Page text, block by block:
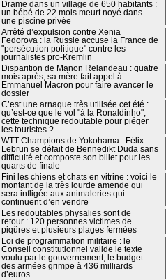
Drame dans un village de 650 habitants :
un bébé de 22 mois meurt noyé dans
une piscine privée
Arrêté d’expulsion contre Xenia
Fedorova : la Russie accuse la France de
"persécution politique" contre les
journalistes pro-Kremlin
Disparition de Manon Relandeau : quatre
mois après, sa mère fait appel à
Emmanuel Macron pour faire avancer le
dossier
C’est une arnaque très utilisée cet été :
qu’est-ce que le vol "à la Ronaldinho",
cette technique redoutable pour piéger
les touristes ?
WTT Champions de Yokohama : Félix
Lebrun se défait de Bennedikt Duda sans
difficulté et composte son billet pour les
quarts de finale
Fini les chiens et chats en vitrine : voici le
montant de la très lourde amende qui
sera infligée aux animaleries qui
continuent d’en vendre
Les redoutables physalies sont de
retour : 120 personnes victimes de
piqûres et plusieurs plages fermées
Loi de programmation militaire : le
Conseil constitutionnel valide le texte
voulu par le gouvernement, le budget
des armées grimpe à 436 milliards
d’euros